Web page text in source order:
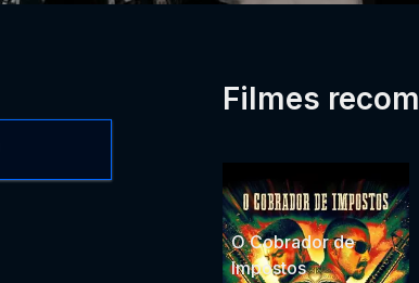
Filmes
O Cobrador de
Impostos